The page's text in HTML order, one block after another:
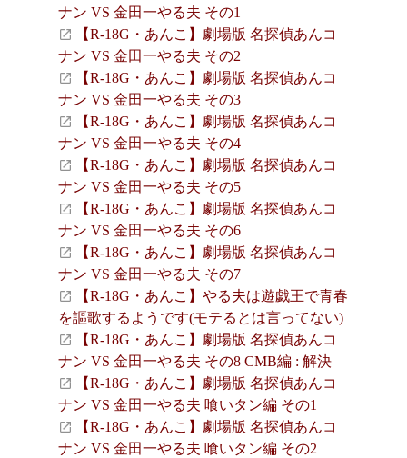
ナン VS 金田一やる夫 その1
【R-18G・あんこ】劇場版 名探偵あんコ
ナン VS 金田一やる夫 その2
【R-18G・あんこ】劇場版 名探偵あんコ
ナン VS 金田一やる夫 その3
【R-18G・あんこ】劇場版 名探偵あんコ
ナン VS 金田一やる夫 その4
【R-18G・あんこ】劇場版 名探偵あんコ
ナン VS 金田一やる夫 その5
【R-18G・あんこ】劇場版 名探偵あんコ
ナン VS 金田一やる夫 その6
【R-18G・あんこ】劇場版 名探偵あんコ
ナン VS 金田一やる夫 その7
【R-18G・あんこ】やる夫は遊戯王で青春
を謳歌するようです(モテるとは言ってない)
【R-18G・あんこ】劇場版 名探偵あんコ
ナン VS 金田一やる夫 その8 CMB編 : 解決
【R-18G・あんこ】劇場版 名探偵あんコ
ナン VS 金田一やる夫 喰いタン編 その1
【R-18G・あんこ】劇場版 名探偵あんコ
ナン VS 金田一やる夫 喰いタン編 その2